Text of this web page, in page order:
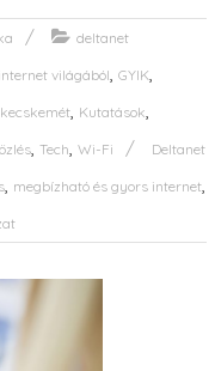
deltanet
világából GYIK
, Kutatások
, Tech Wi-Fi Deltanet
, megbízható és gyors internet,